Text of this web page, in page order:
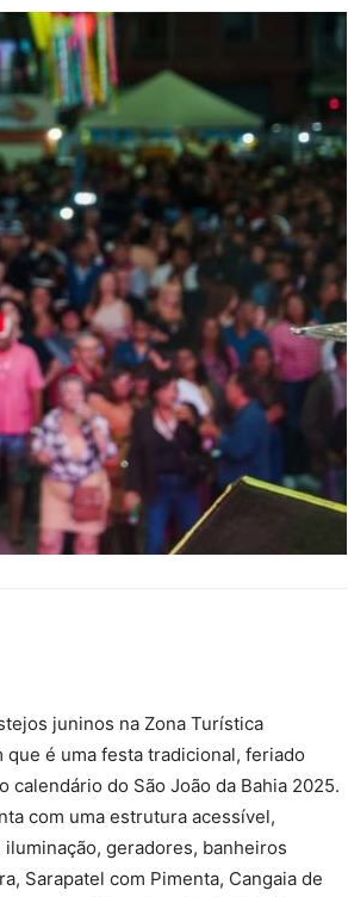
juninos na Zona Turística
é uma festa tradicional, feriado
do São João da Bahia 2025.
com uma estrutura acessível,
geradores, banheiros
Sarapatel com Pimenta, Cangaia de